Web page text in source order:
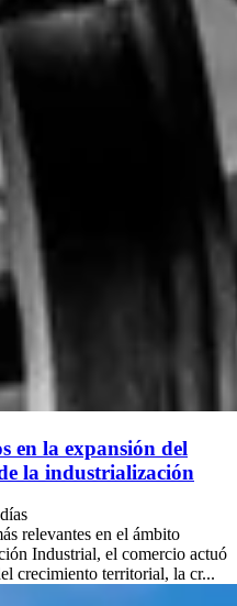
en la expansión del
la industrialización
relevantes en el ámbito
Industrial, el comercio actuó
crecimiento territorial, la cr...